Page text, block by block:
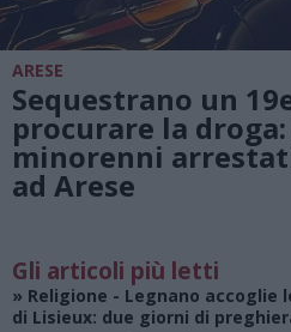
ARESE
Sequestrano un
procurare la
minorenni
ad Arese
Gli articoli più letti
» Religione - Legnano accoglie
di Lisieux: due giorni di